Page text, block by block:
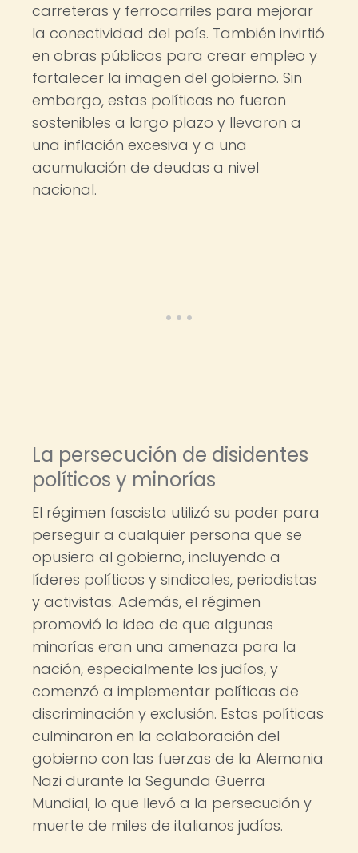
carreteras y ferrocarriles para mejorar
la conectividad del país. También invirtió
en obras públicas para crear empleo y
fortalecer la imagen del gobierno. Sin
embargo, estas políticas no fueron
sostenibles a largo plazo y llevaron a
una inflación excesiva y a una
acumulación de deudas a nivel
nacional.
La persecución de disidentes
políticos y minorías
El régimen fascista utilizó su poder para
perseguir a cualquier persona que se
opusiera al gobierno, incluyendo a
líderes políticos y sindicales, periodistas
y activistas. Además, el régimen
promovió la idea de que algunas
minorías eran una amenaza para la
nación, especialmente los judíos, y
comenzó a implementar políticas de
discriminación y exclusión. Estas políticas
culminaron en la colaboración del
gobierno con las fuerzas de la Alemania
Nazi durante la Segunda Guerra
Mundial, lo que llevó a la persecución y
muerte de miles de italianos judíos.